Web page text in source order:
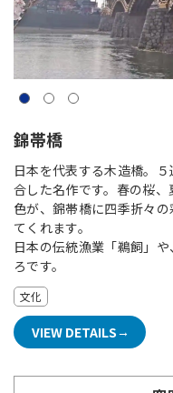
錦帯橋
日本を代表する木造橋。
合した名作です。春の桜
色が、錦帯橋に四季折々
てくれます。
日本の伝統漁業「鵜飼」
ろです。
文化
VIEW DETAILS